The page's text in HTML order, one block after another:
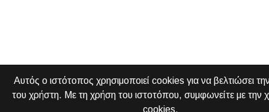
Αυτός ο ιστότοπος χρησιμοποιεί cookies για να βελτιώσει
του χρήστη. Με τη χρήση του ιστοτόπου, συμφωνείτε με την
cookies.